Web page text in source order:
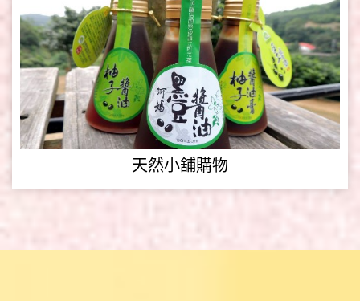
天然小舖購物